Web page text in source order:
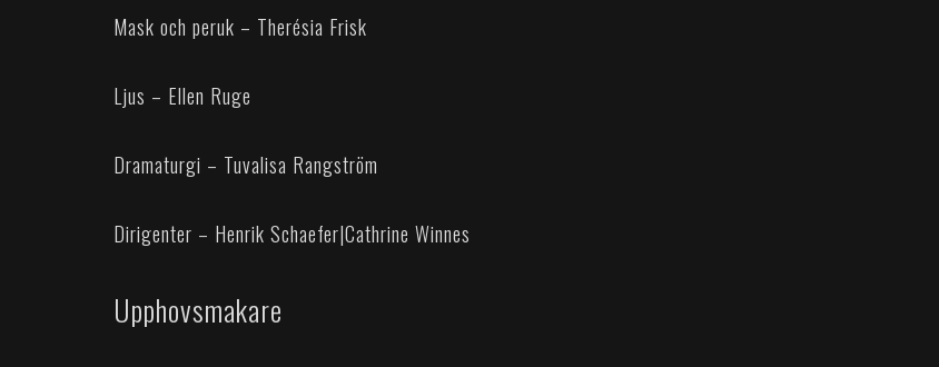
Mask och peruk – Therésia Frisk
Ljus – Ellen Ruge
Dramaturgi – Tuvalisa Rangström
Dirigenter – Henrik Schaefer|Cathrine Winnes
Upphovsmakare